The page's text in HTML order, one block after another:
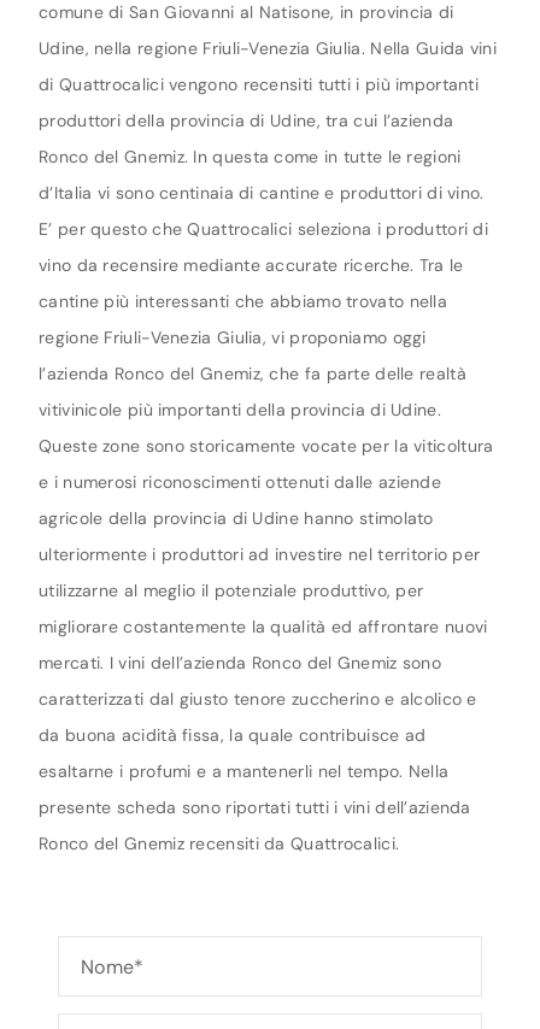
comune di San Giovanni al Natisone, in provincia di
Udine, nella regione Friuli-Venezia Giulia. Nella Guida vini
di Quattrocalici vengono recensiti tutti i più importanti
produttori della provincia di Udine, tra cui l’azienda
Ronco del Gnemiz. In questa come in tutte le regioni
d’Italia vi sono centinaia di cantine e produttori di vino.
E’ per questo che Quattrocalici seleziona i produttori di
vino da recensire mediante accurate ricerche. Tra le
cantine più interessanti che abbiamo trovato nella
regione Friuli-Venezia Giulia, vi proponiamo oggi
l’azienda Ronco del Gnemiz, che fa parte delle realtà
vitivinicole più importanti della provincia di Udine.
Queste zone sono storicamente vocate per la viticoltura
e i numerosi riconoscimenti ottenuti dalle aziende
agricole della provincia di Udine hanno stimolato
ulteriormente i produttori ad investire nel territorio per
utilizzarne al meglio il potenziale produttivo, per
migliorare costantemente la qualità ed affrontare nuovi
mercati. I vini dell’azienda Ronco del Gnemiz sono
caratterizzati dal giusto tenore zuccherino e alcolico e
da buona acidità fissa, la quale contribuisce ad
esaltarne i profumi e a mantenerli nel tempo. Nella
presente scheda sono riportati tutti i vini dell’azienda
Ronco del Gnemiz recensiti da Quattrocalici.